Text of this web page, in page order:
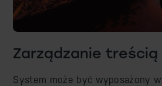
Zarządzanie treścią
System może być wyposażony w